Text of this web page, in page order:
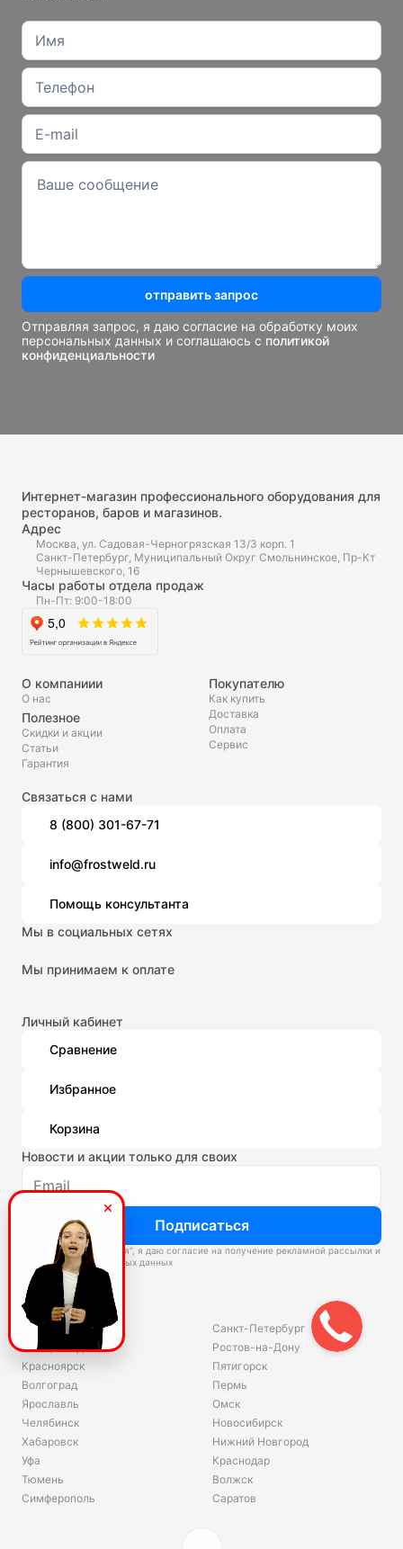
отправить запрос
Отправляя запрос, я даю согласие на обработку моих
персональных данных и соглашаюсь с политикой
конфиденциальности
Интернет-магазин профессионального оборудования для
ресторанов, баров и магазинов.
Адрес
Москва, ул. Садовая-Черногрязская 13/3 корп. 1
Санкт-Петербург, Муниципальный Округ Смольнинское, Пр-Кт
Чернышевского, 16
Часы работы отдела продаж
Пн-Пт: 9:00-18:00
О компаниии
О нас
Полезное
Скидки и акции
Статьи
Гарантия
Покупателю
Как купить
Доставка
Оплата
Сервис
Связаться с нами
8 (800) 301-67-71
info@frostweld.ru
Помощь консультанта
Мы в социальных сетях
Мы принимаем к оплате
Личный кабинет
Сравнение
Избранное
Корзина
Новости и акции только для своих
Подписаться
Нажимая “Подписаться”, я даю согласие на получение рекламной рассылки и
обработку персональных данных
Склады
Владивосток
Екатеринбург
Красноярск
Волгоград
Ярославль
Челябинск
Хабаровск
Уфа
Тюмень
Симферополь
Санкт-Петербург
Ростов-на-Дону
Пятигорск
Пермь
Омск
Новосибирск
Нижний Новгород
Краснодар
Волжск
Саратов